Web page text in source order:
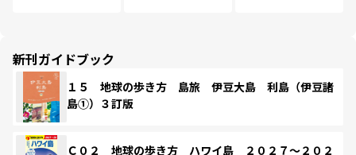
新刊ガイドブック
１５ 地球の歩き方 島旅 伊豆大島 利島（伊豆諸
島①）３訂版
Ｃ０２ 地球の歩き方 ハワイ島 ２０２７～２０２